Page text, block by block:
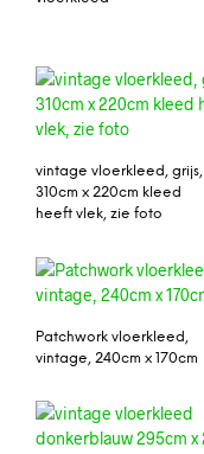
vintage vloerkleed, grijs,
310cm x 220cm kleed
heeft vlek, zie foto
Patchwork vloerkleed,
vintage, 240cm x 170cm